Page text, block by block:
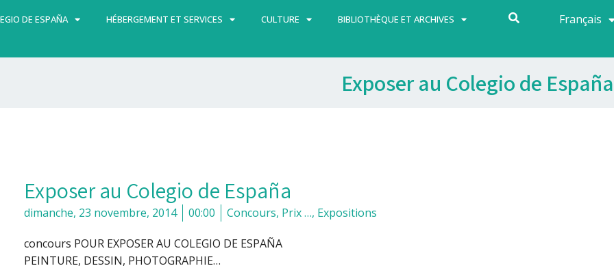
DE ESPAÑA HÉBERGEMENT ET SERVICES CULTURE BIBLIOTHÈQUE ET ARCHIVES Français
Español
Exposer au Colegio de España
Exposer au Colegio de España
dimanche, 23 novembre, 2014 00:00 Concours, Prix …, Expositions
concours POUR EXPOSER AU COLEGIO DE ESPAÑA
PEINTURE, DESSIN, PHOTOGRAPHIE…